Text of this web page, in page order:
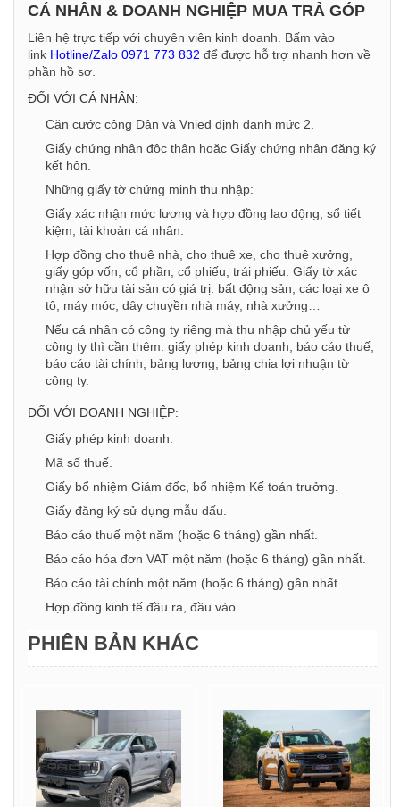
CÁ NHÂN & DOANH NGHIỆP MUA TRẢ GÓP
Liên hệ trực tiếp với chuyên viên kinh doanh. Bấm vào
link Hotline/Zalo 0971 773 832 để được hỗ trợ nhanh hơn về
phần hồ sơ.
ĐỐI VỚI CÁ NHÂN:
Căn cước công Dân và Vnied định danh mức 2.
Giấy chứng nhận độc thân hoặc Giấy chứng nhận đăng ký
kết hôn.
Những giấy tờ chứng minh thu nhập:
Giấy xác nhận mức lương và hợp đồng lao động, sổ tiết
kiệm, tài khoản cá nhân.
Hợp đồng cho thuê nhà, cho thuê xe, cho thuê xưởng,
giấy góp vốn, cổ phần, cổ phiếu, trái phiếu. Giấy tờ xác
nhận sở hữu tài sản có giá trị: bất động sản, các loại xe ô
tô, máy móc, dây chuyền nhà máy, nhà xưởng…
Nếu cá nhân có công ty riêng mà thu nhập chủ yếu từ
công ty thì cần thêm: giấy phép kinh doanh, báo cáo thuế,
báo cáo tài chính, bảng lương, bảng chia lợi nhuận từ
công ty.
ĐỐI VỚI DOANH NGHIỆP:
Giấy phép kinh doanh.
Mã số thuế.
Giấy bổ nhiệm Giám đốc, bổ nhiệm Kế toán trưởng.
Giấy đăng ký sử dụng mẫu dấu.
Báo cáo thuế một năm (hoặc 6 tháng) gần nhất.
Báo cáo hóa đơn VAT một năm (hoặc 6 tháng) gần nhất.
Báo cáo tài chính một năm (hoặc 6 tháng) gần nhất.
Hợp đồng kinh tế đầu ra, đầu vào.
PHIÊN BẢN KHÁC